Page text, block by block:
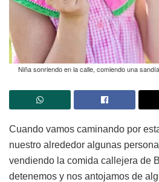
Niña sonriendo en la calle, comiendo una
Cuando vamos caminando por
nuestro alrededor algunas
vendiendo la comida callejera de
detenemos y nos antojamos de